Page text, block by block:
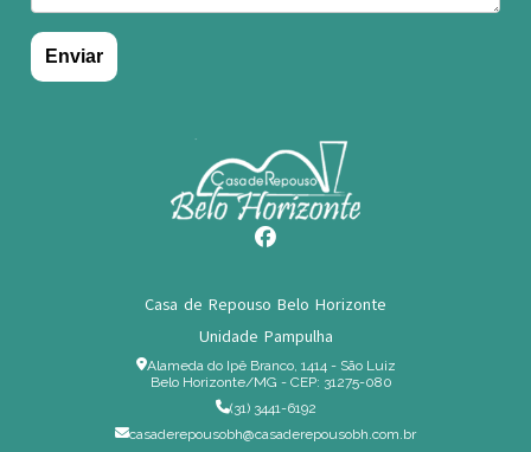
Casa de Repouso Belo Horizonte
Unidade Pampulha
Alameda do Ipê Branco, 1414 - São Luiz
Belo Horizonte/MG - CEP: 31275-080
(31) 3441-6192
casaderepousobh@casaderepousobh.com.br